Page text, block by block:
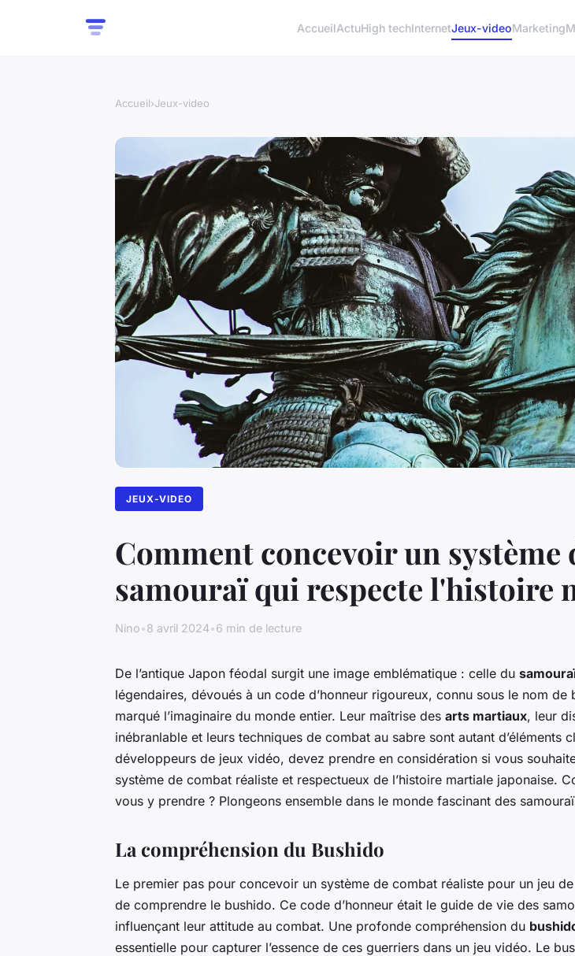
AccueilActuHigh techInternetJeux-videoMarketing
Accueil›Jeux-video
JEUX-VIDEO
Comment concevoir un
samouraï qui respecte l'histoire
Nino•8 avril 2024•6 min de lecture
De l’antique Japon féodal surgit une image emblématique : celle du
légendaires, dévoués à un code d’honneur rigoureux, connu sous le nom de
marqué l’imaginaire du monde entier. Leur maîtrise des arts martiaux, leur
inébranlable et leurs techniques de combat au sabre sont autant d’éléments
développeurs de jeux vidéo, devez prendre en considération si vous
système de combat réaliste et respectueux de l’histoire martiale japonaise.
vous y prendre ? Plongeons ensemble dans le monde fascinant des
La compréhension du Bushido
Le premier pas pour concevoir un système de combat réaliste pour un jeu
de comprendre le bushido. Ce code d’honneur était le guide de vie des
influençant leur attitude au combat. Une profonde compréhension du
essentielle pour capturer l’essence de ces guerriers dans un jeu vidéo. Le